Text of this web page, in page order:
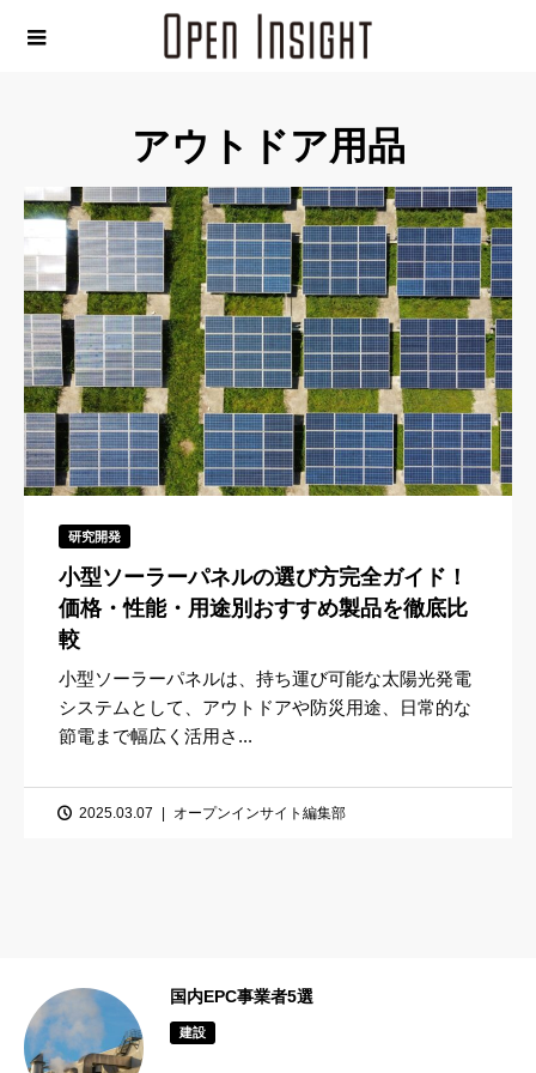
アウトドア用品
研究開発
小型ソーラーパネルの選び方完全ガイド！
価格・性能・用途別おすすめ製品を徹底比
較
小型ソーラーパネルは、持ち運び可能な太陽光発電
システムとして、アウトドアや防災用途、日常的な
節電まで幅広く活用さ...
2025.03.07 オープンインサイト編集部
国内EPC事業者5選
建設